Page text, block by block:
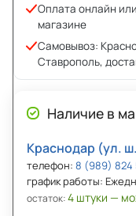
Оплата онлайн
магазине
Самовывоз:
Ставрополь,
Наличие в
Краснодар (ул.
телефон: 8 (989) 824
график работы:
остаток:4 штуки —